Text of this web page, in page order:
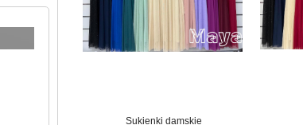
Sukienki damskie